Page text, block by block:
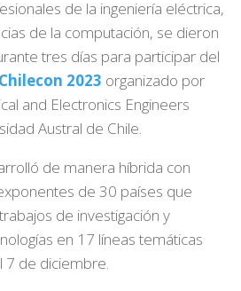
de la ingeniería eléctrica,
de la computación, se dieron
tres días para participar del
2023 organizado por
and Electronics Engineers
Austral de Chile.
de manera híbrida con
de 30 países que
de investigación y
en 17 líneas temáticas
7 de diciembre.